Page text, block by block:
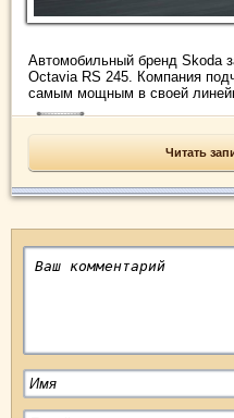
Автомобильный бренд Skoda
Octavia RS 245. Компания
самым мощным в своей
Читать